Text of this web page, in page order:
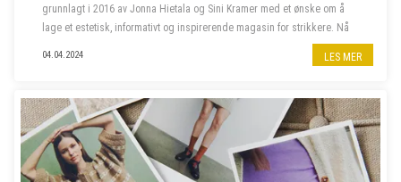
grunnlagt i 2016 av Jonna Hietala og Sini Kramer med et ønske om å
lage et estetisk, informativt og inspirerende magasin for strikkere. Nå
har selskapet vokst til et av verdens mest anerkjente og kjære uavh...
04.04.2024 LES MER